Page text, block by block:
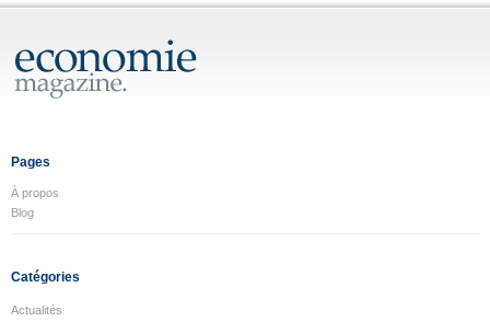
Pages
À propos
Blog
Catégories
Actualités